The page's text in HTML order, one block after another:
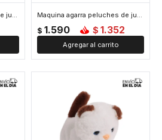
Maquina agarra peluches de juguete - Rosa Maquina agarra peluches de juguete - Verde
$ 1.590 $ 1.352